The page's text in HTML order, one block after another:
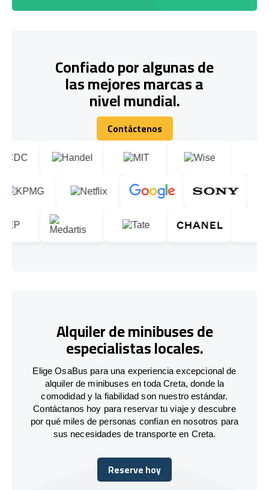
Confiado por algunas de
las mejores marcas a
nivel mundial.
Contáctenos
Contáctenos
Alquiler de minibuses de
especialistas locales.
Elige OsaBus para una experiencia excepcional de
alquiler de minibuses en toda Creta, donde la
comodidad y la fiabilidad son nuestro estándar.
Contáctanos hoy para reservar tu viaje y descubre
por qué miles de personas confían en nosotros para
sus necesidades de transporte en Creta.
Reserve hoy
Reserve hoy